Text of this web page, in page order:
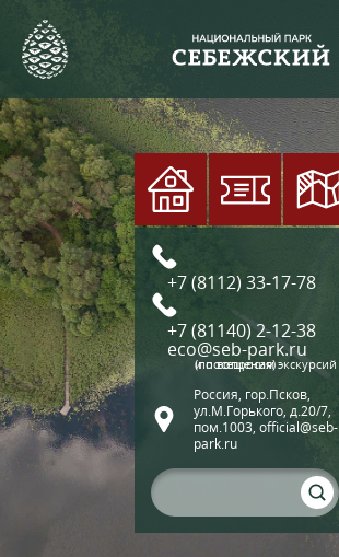
+7 (8112) 33-17-78
+7 (81140) 2-12-38
eco@seb-park.ru
(по вопросам экскурсий и посещения)
Россия, гор.Псков,
ул.М.Горького, д.20/7,
пом.1003, official@seb-
park.ru